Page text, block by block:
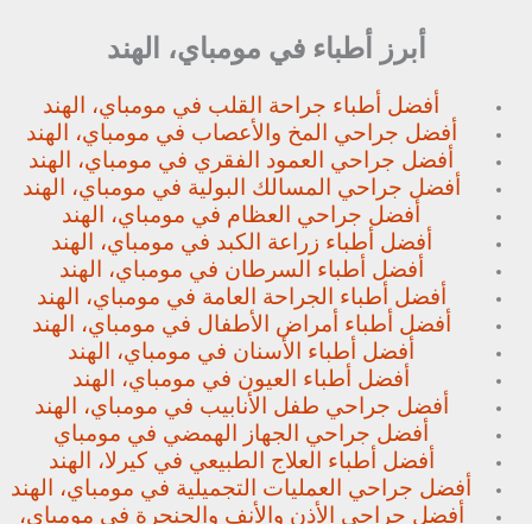
أبرز أطباء في مومباي، الهند
أفضل أطباء جراحة القلب في مومباي، الهند
أفضل جراحي المخ والأعصاب في مومباي، الهند
أفضل جراحي العمود الفقري في مومباي، الهند
أفضل جراحي المسالك البولية في مومباي، الهند
أفضل جراحي العظام في مومباي، الهند
أفضل أطباء زراعة الكبد في مومباي، الهند
أفضل أطباء السرطان في مومباي، الهند
أفضل أطباء الجراحة العامة في مومباي، الهند
أفضل أطباء أمراض الأطفال في مومباي، الهند
أفضل أطباء الأسنان في مومباي، الهند
أفضل أطباء العيون في مومباي، الهند
أفضل جراحي طفل الأنابيب في مومباي، الهند
أفضل جراحي الجهاز الهمضي في مومباي
أفضل أطباء العلاج الطبيعي في كيرلا، الهند
أفضل جراحي العمليات التجميلية في مومباي، الهند
أفضل جراحي الأذن والأنف والحنجرة في مومباي،